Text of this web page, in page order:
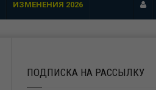
ИЗМЕНЕНИЯ 2026
ПОДПИСКА НА РАССЫЛКУ